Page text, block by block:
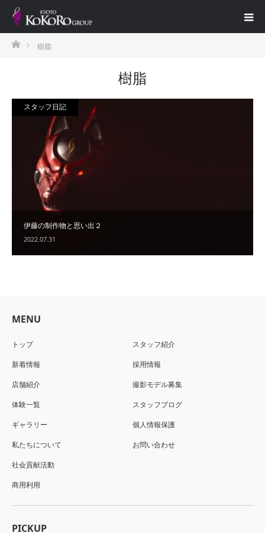
ホーム樹脂
樹脂
伊藤の制作物と思い出２
2022.07.31
スタッフ日記
MENU
トップ
新着情報
店舗紹介
体験一覧
ギャラリー
私たちについて
社会貢献活動
商用利用
スタッフ紹介
採用情報
撮影モデル募集
スタッフブログ
個人情報保護
お問い合わせ
PICKUP